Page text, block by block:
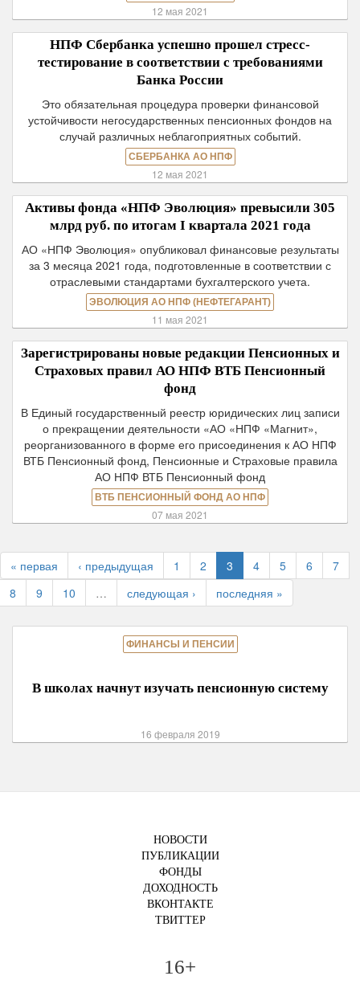
12 мая 2021
НПФ Сбербанка успешно прошел стресс-
тестирование в соответствии с требованиями
Банка России
Это обязательная процедура проверки финансовой
устойчивости негосударственных пенсионных фондов на
случай различных неблагоприятных событий.
СБЕРБАНКА АО НПФ
12 мая 2021
Активы фонда «НПФ Эволюция» превысили 305
млрд руб. по итогам I квартала 2021 года
АО «НПФ Эволюция» опубликовал финансовые результаты
за 3 месяца 2021 года, подготовленные в соответствии с
отраслевыми стандартами бухгалтерского учета.
ЭВОЛЮЦИЯ АО НПФ (НЕФТЕГАРАНТ)
11 мая 2021
Зарегистрированы новые редакции Пенсионных и
Страховых правил АО НПФ ВТБ Пенсионный
фонд
В Единый государственный реестр юридических лиц записи
о прекращении деятельности «АО «НПФ «Магнит»,
реорганизованного в форме его присоединения к АО НПФ
ВТБ Пенсионный фонд, Пенсионные и Страховые правила
АО НПФ ВТБ Пенсионный фонд
ВТБ ПЕНСИОННЫЙ ФОНД АО НПФ
07 мая 2021
« первая ‹ предыдущая 1 2 3 4 5 6
7
8
9 10 … следующая › последняя »
ФИНАНСЫ И ПЕНСИИ
В школах начнут изучать пенсионную систему
16 февраля 2019
НОВОСТИ
ПУБЛИКАЦИИ
ФОНДЫ
ДОХОДНОСТЬ
ВКОНТАКТЕ
ТВИТТЕР
16+